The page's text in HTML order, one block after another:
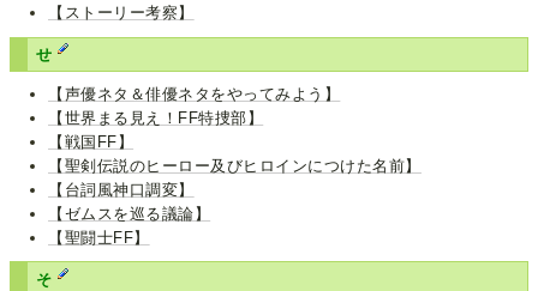
【ストーリー考察】
せ
【声優ネタ＆俳優ネタをやってみよう】
【世界まる見え！FF特捜部】
【戦国FF】
【聖剣伝説のヒーロー及びヒロインにつけた名前】
【台詞風神口調変】
【ゼムスを巡る議論】
【聖闘士FF】
そ